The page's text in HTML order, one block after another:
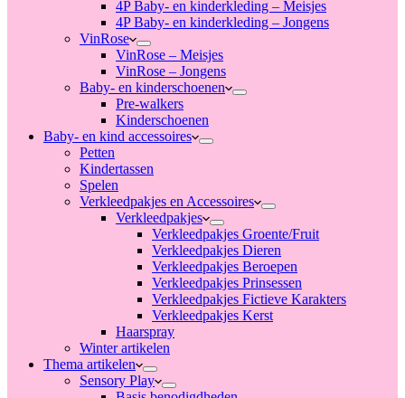
4P Baby- en kinderkleding – Meisjes
4P Baby- en kinderkleding – Jongens
VinRose
VinRose – Meisjes
VinRose – Jongens
Baby- en kinderschoenen
Pre-walkers
Kinderschoenen
Baby- en kind accessoires
Petten
Kindertassen
Spelen
Verkleedpakjes en Accessoires
Verkleedpakjes
Verkleedpakjes Groente/Fruit
Verkleedpakjes Dieren
Verkleedpakjes Beroepen
Verkleedpakjes Prinsessen
Verkleedpakjes Fictieve Karakters
Verkleedpakjes Kerst
Haarspray
Winter artikelen
Thema artikelen
Sensory Play